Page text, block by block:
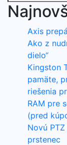
Axis
Ako z
dielo“
Kingston
pamäte,
riešenia
RAM pre
(pred
Novú
prstenec